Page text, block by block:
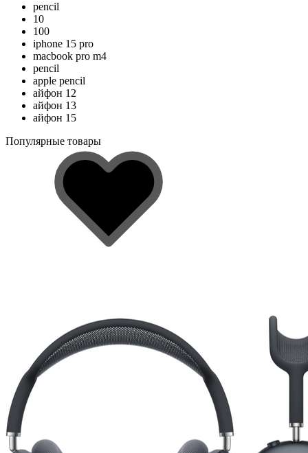
pencil
10
100
iphone 15 pro
macbook pro m4
pencil
apple pencil
айфон 12
айфон 13
айфон 15
Популярные товары